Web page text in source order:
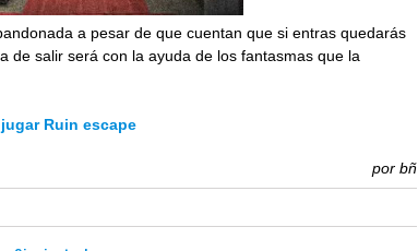
a pesar de que cuentan que si entras quedarás
de salir será con la ayuda de los fantasmas que la
jugar Ruin escape
por bñ